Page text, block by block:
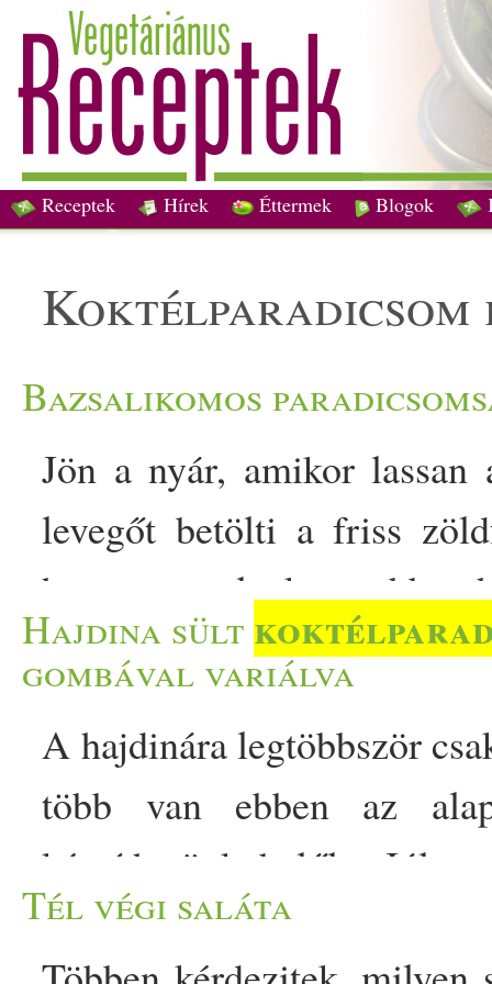
Receptek Hírek Éttermek Blogok
Bazsalikomos
Jön a nyár, amikor
levegőt betölti a friss
hogy a legkevesebb
varázsoljunk az asztalra.
bazsalikommal ízesítünk.
paradicsomok piros
bujkál az ígéret: egy falat,
paradicsom
Hajdina sült
gombával variálva
A hajdinára legtöbbször
több van ebben az
készíthetünk belőle. Jól
laktató, ízletes önálló
Tél végi saláta